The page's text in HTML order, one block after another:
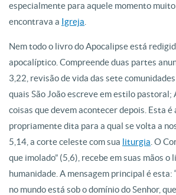
especialmente para aquele momento
encontrava a Igreja
Nem todo o livro do Apocalipse está
apocalíptico. Compreende duas partes
3,22, revisão de vida das sete
quais São João escreve em estilo pastoral;
coisas que devem acontecer depois. Esta
propriamente dita para a qual se volta a
5,14, a corte celeste com sua liturgia . O
que imolado” (5,6), recebe em suas mãos
humanidade. A mensagem principal é esta:
no mundo está sob o domínio do Senhor,